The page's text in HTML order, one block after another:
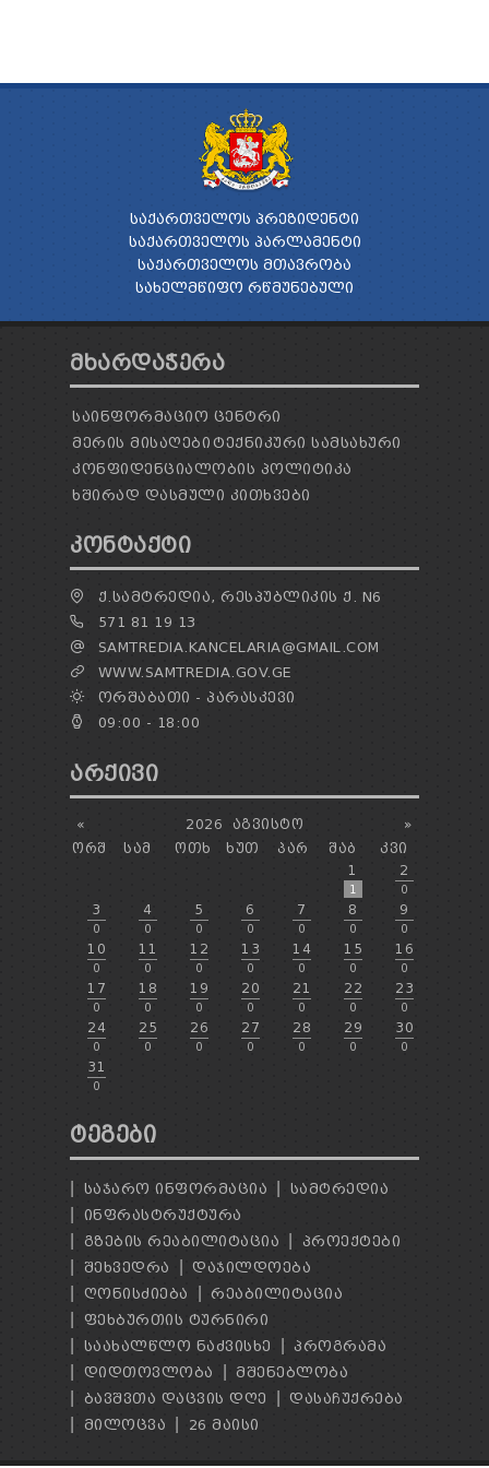
ᲡᲐᲯᲐᲠᲝ ᲘᲜᲤᲝᲠᲛᲐᲪᲘᲘᲡ ᲛᲝᲗᲮᲝᲕᲜᲐ
ᲞᲔᲠᲡᲝᲜᲐᲚᲣᲠ ᲛᲝᲜᲐᲪᲔᲛᲗᲐ ᲓᲐᲪᲕᲘᲡ
ᲡᲐᲛᲐᲠᲗᲚᲔᲑᲠᲘᲕᲘ ᲒᲐᲓᲐᲬᲧᲕᲔᲢᲘᲚᲔᲑᲔᲑᲘ
ᲡᲐᲥᲐᲠᲗᲕᲔᲚᲝᲡ ᲞᲠᲔᲖᲘᲓᲔᲜᲢᲘ
ᲡᲐᲥᲐᲠᲗᲕᲔᲚᲝᲡ ᲞᲐᲠᲚᲐᲛᲔᲜᲢᲘ
ᲡᲐᲥᲐᲠᲗᲕᲔᲚᲝᲡ ᲛᲗᲐᲕᲠᲝᲑᲐ
ᲡᲐᲮᲔᲚᲛᲬᲘᲤᲝ ᲠᲬᲛᲣᲜᲔᲑᲣᲚᲘ
ᲛᲮᲐᲠᲓᲐᲭᲔᲠᲐ
ᲡᲐᲘᲜᲤᲝᲠᲛᲐᲪᲘᲝ ᲪᲔᲜᲢᲠᲘ
ᲛᲔᲠᲘᲡ ᲛᲘᲡᲐᲦᲔᲑᲘᲢᲔᲥᲜᲘᲙᲣᲠᲘ ᲡᲐᲛᲡᲐᲮᲣᲠᲘ
ᲙᲝᲜᲤᲘᲓᲔᲜᲪᲘᲐᲚᲝᲑᲘᲡ ᲞᲝᲚᲘᲢᲘᲙᲐ
ᲮᲨᲘᲠᲐᲓ ᲓᲐᲡᲛᲣᲚᲘ ᲙᲘᲗᲮᲕᲔᲑᲘ
ᲙᲝᲜᲢᲐᲥᲢᲘ
Ქ.ᲡᲐᲛᲢᲠᲔᲓᲘᲐ, ᲠᲔᲡᲞᲣᲑᲚᲘᲙᲘᲡ Ქ. N6
571 81 19 13
SAMTREDIA.KANCELARIA@GMAIL.COM
WWW.SAMTREDIA.GOV.GE
ᲝᲠᲨᲐᲑᲐᲗᲘ - ᲞᲐᲠᲐᲡᲙᲔᲕᲘ
09:00 - 18:00
ᲐᲠᲥᲘᲕᲘ
« »
2026
ᲐᲒᲕᲘᲡᲢᲝ
ᲝᲠᲨ
ᲡᲐᲛ ᲝᲗᲮ ᲮᲣᲗ ᲞᲐᲠ ᲨᲐᲑ
ᲙᲕᲘ
1
1
2
0
3
0
4
0
5
0
6
0
7
0
8
0
9
0
10
0
11
0
12
0
13
0
14
0
15
0
16
0
17
0
18
0
19
0
20
0
21
0
22
0
23
0
24
0
25
0
26
0
27
0
28
0
29
0
30
0
31
0
ᲢᲔᲒᲔᲑᲘ
ᲡᲐᲯᲐᲠᲝ ᲘᲜᲤᲝᲠᲛᲐᲪᲘᲐ
ᲡᲐᲛᲢᲠᲔᲓᲘᲐ
ᲘᲜᲤᲠᲐᲡᲢᲠᲣᲥᲢᲣᲠᲐ
ᲒᲖᲔᲑᲘᲡ ᲠᲔᲐᲑᲘᲚᲘᲢᲐᲪᲘᲐ
ᲞᲠᲝᲔᲥᲢᲔᲑᲘ
ᲨᲔᲮᲕᲔᲓᲠᲐ
ᲓᲐᲯᲘᲚᲓᲝᲔᲑᲐ
ᲦᲝᲜᲘᲡᲫᲘᲔᲑᲐ
ᲠᲔᲐᲑᲘᲚᲘᲢᲐᲪᲘᲐ
ᲤᲔᲮᲑᲣᲠᲗᲘᲡ ᲢᲣᲠᲜᲘᲠᲘ
ᲡᲐᲐᲮᲐᲚᲬᲚᲝ ᲜᲐᲫᲕᲘᲡᲮᲔ
ᲞᲠᲝᲒᲠᲐᲛᲐ
ᲓᲘᲓᲗᲝᲕᲚᲝᲑᲐ
ᲛᲨᲔᲜᲔᲑᲚᲝᲑᲐ
ᲑᲐᲕᲨᲕᲗᲐ ᲓᲐᲪᲕᲘᲡ ᲓᲦᲔ
ᲓᲐᲡᲐᲩᲣᲥᲠᲔᲑᲐ
ᲛᲘᲚᲝᲪᲕᲐ
26 ᲛᲐᲘᲡᲘ